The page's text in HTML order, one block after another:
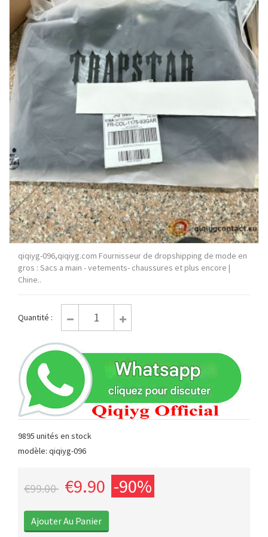
qiqiyg-096,qiqiyg.com Fournisseur de dropshipping de mode en
gros : Sacs a main - vetements- chaussures et plus encore |
Chine..
Quantité :
9895 unités en stock
modèle: qiqiyg-096
€99.00 €9.90 -90%